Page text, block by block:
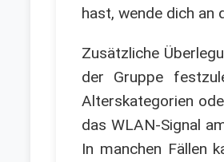
hast, wende dich an
Zusätzliche
der Gruppe
Alterskategorien
das WLAN-Signal
In manchen Fällen